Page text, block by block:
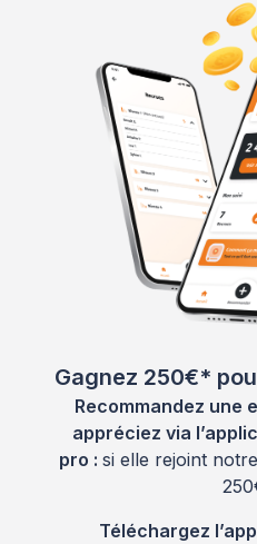
Gagnez 250€*
Recommandez une
appréciez via
pro : si elle rejoint
Téléchargez